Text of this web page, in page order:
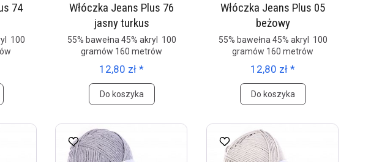
74
100
Włóczka Jeans Plus 76
jasny turkus
55% bawełna 45% akryl 100
gramów 160 metrów
12,80 zł *
Do koszyka
Włóczka Jeans Plus 05
beżowy
55% bawełna 45% akryl 100
gramów 160 metrów
12,80 zł *
Do koszyka